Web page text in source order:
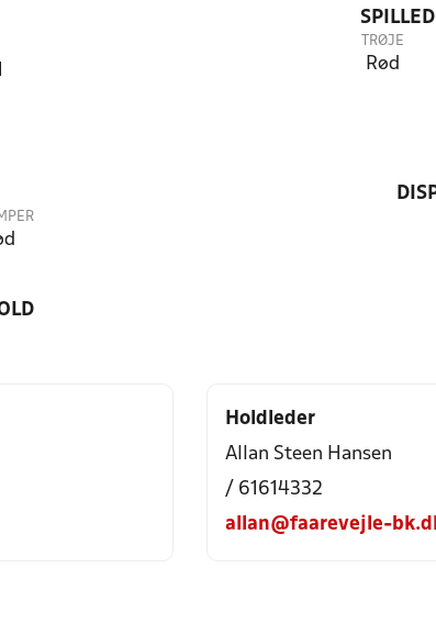
TRØJE
Rød
Holdleder
Allan Steen Hansen
/ 61614332
allan@faarevejle-